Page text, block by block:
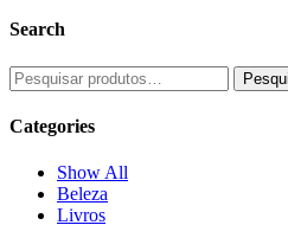
Search
Pesquisar
por:
Categories
Show All
Beleza
Livros